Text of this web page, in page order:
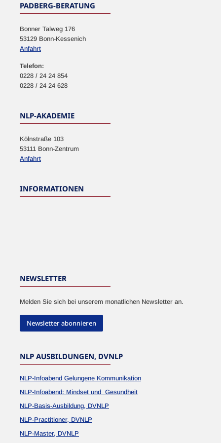
PADBERG-BERATUNG
Bonner Talweg 176
53129 Bonn-Kessenich
Anfahrt
Telefon:
0228 / 24 24 854
0228 / 24 24 628
NLP-AKADEMIE
Kölnstraße 103
53111 Bonn-Zentrum
Anfahrt
INFORMATIONEN
NEWSLETTER
Melden Sie sich bei unserem monatlichen Newsletter an.
Newsletter abonnieren
NLP AUSBILDUNGEN, DVNLP
NLP-Infoabend Gelungene Kommunikation
NLP-Infoabend: Mindset und Gesundheit
NLP-Basis-Ausbildung, DVNLP
NLP-Practitioner, DVNLP
NLP-Master, DVNLP